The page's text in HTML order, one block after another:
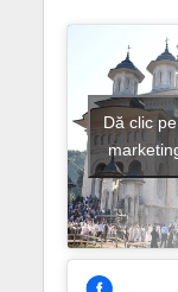
Dă clic